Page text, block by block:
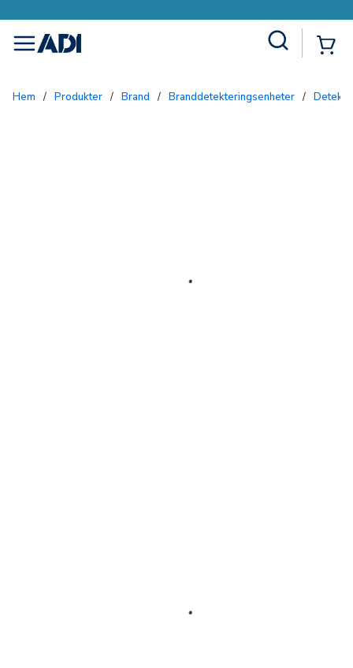
menu
Hem / Produkter / Brand / Branddetekteringsenheter /